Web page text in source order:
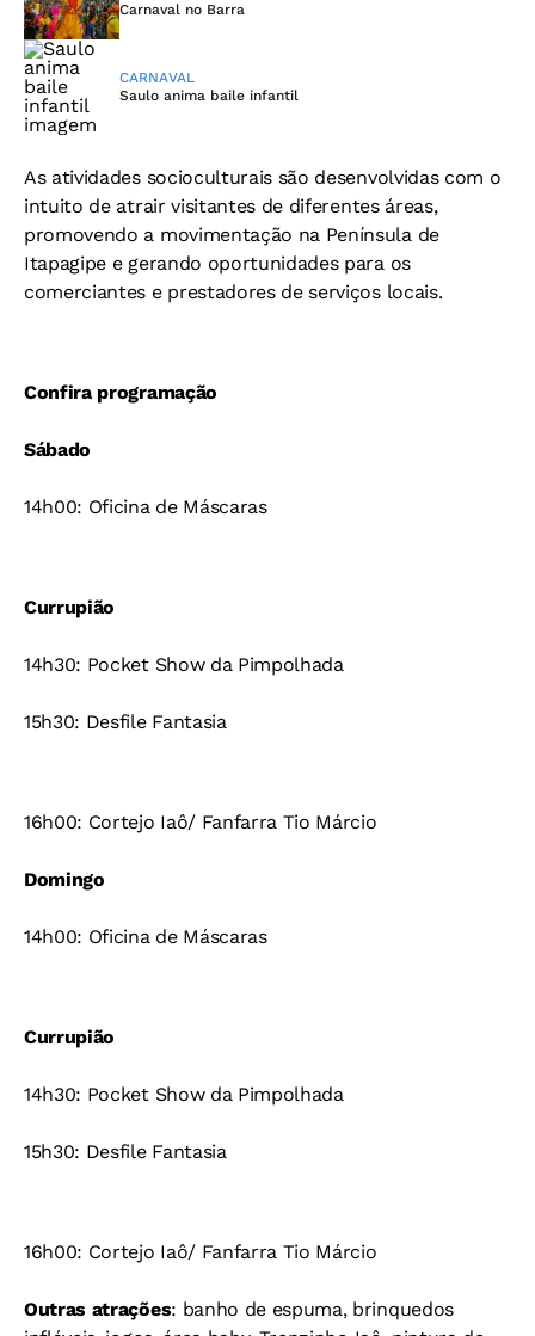
Carnaval no Barra
CARNAVAL
Saulo anima baile infantil
As atividades socioculturais são desenvolvidas com o
intuito de atrair visitantes de diferentes áreas,
promovendo a movimentação na Península de
Itapagipe e gerando oportunidades para os
comerciantes e prestadores de serviços locais.
Confira programação
Sábado
14h00: Oficina de Máscaras
Currupião
14h30: Pocket Show da Pimpolhada
15h30: Desfile Fantasia
16h00: Cortejo Iaô/ Fanfarra Tio Márcio
Domingo
14h00: Oficina de Máscaras
Currupião
14h30: Pocket Show da Pimpolhada
15h30: Desfile Fantasia
16h00: Cortejo Iaô/ Fanfarra Tio Márcio
Outras atrações: banho de espuma, brinquedos